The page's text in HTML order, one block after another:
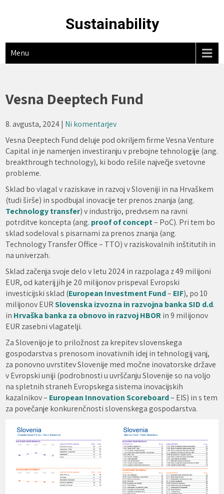
Sustainability
Menu
Vesna Deeptech Fund
8. avgusta, 2024| Ni komentarjev
Vesna Deeptech Fund deluje pod okriljem firme Vesna Venture
Capital in je namenjen investiranju v prebojne tehnologije (ang.
breakthrough technology), ki bodo rešile največje svetovne
probleme.
Sklad bo vlagal v raziskave in razvoj v Sloveniji in na Hrvaškem
(tudi širše) in spodbujal inovacije ter prenos znanja (ang.
Technology transfer) v industrijo, predvsem na ravni
potrditve koncepta (ang. proof of concept– PoC). Pri tem bo
sklad sodeloval s pisarnami za prenos znanja (ang.
Technology Transfer Office – TTO) v raziskovalnih inštitutih in
na univerzah.
Sklad začenja svoje delo v letu 2024 in razpolaga z 49 milijoni
EUR, od katerij jih je 20 milijonov prispeval Evropski
investicijski sklad (European Investment Fund– EIF), po 10
milijonov EURSlovenska izvozna in razvojna banka SID d.d.
in Hrvaška banka za obnovo in razvoj HBORin 9 milijonov
EUR zasebni vlagatelji.
Za Slovenijo je to priložnost za krepitev slovenskega
gospodarstva s prenosom inovativnih idej in tehnologij vanj,
za ponovno uvrstitev Slovenije med močne inovatorske države
v Evropski uniji (podrobnosti u uvrščanju Slovenije so na voljo
na spletnih straneh Evropskega sistema inovacijskih
kazalnikov – European Innovation Scoreboard– EIS) in s tem
za povečanje konkurenčnosti slovenskega gospodarstva.